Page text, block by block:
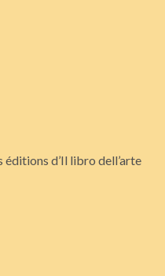
d’Il libro dell’arte